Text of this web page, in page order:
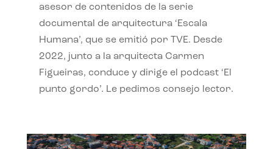
asesor de contenidos de la serie
documental de arquitectura ‘Escala
Humana’, que se emitió por TVE. Desde
2022, junto a la arquitecta Carmen
Figueiras, conduce y dirige el podcast ‘El
punto gordo’. Le pedimos consejo lector.